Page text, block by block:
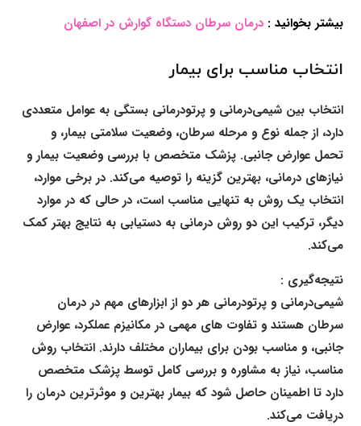
بیشتر بخوانید :درمان سرطان دستگاه گوارش در اصفهان
انتخاب مناسب برای بیمار
انتخاب بین شیمی‌درمانی و پرتودرمانی بستگی به عوامل متعددی
دارد، از جمله نوع و مرحله سرطان، وضعیت سلامتی بیمار، و
تحمل عوارض جانبی. پزشک متخصص با بررسی وضعیت بیمار و
نیازهای درمانی، بهترین گزینه را توصیه می‌کند. در برخی موارد،
انتخاب یک روش به تنهایی مناسب است، در حالی که در موارد
دیگر، ترکیب این دو روش درمانی به دستیابی به نتایج بهتر کمک
می‌کند.
نتیجه‌گیری :
شیمی‌درمانی و پرتودرمانی هر دو از ابزارهای مهم در درمان
سرطان هستند و تفاوت های مهمی در مکانیزم عملکرد، عوارض
جانبی، و مناسب بودن برای بیماران مختلف دارند. انتخاب روش
مناسب، نیاز به مشاوره و بررسی کامل توسط پزشک متخصص
دارد تا اطمینان حاصل شود که بیمار بهترین و موثرترین درمان را
دریافت می‌کند.